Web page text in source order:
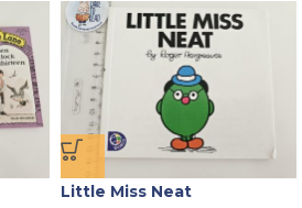
Little Miss Neat